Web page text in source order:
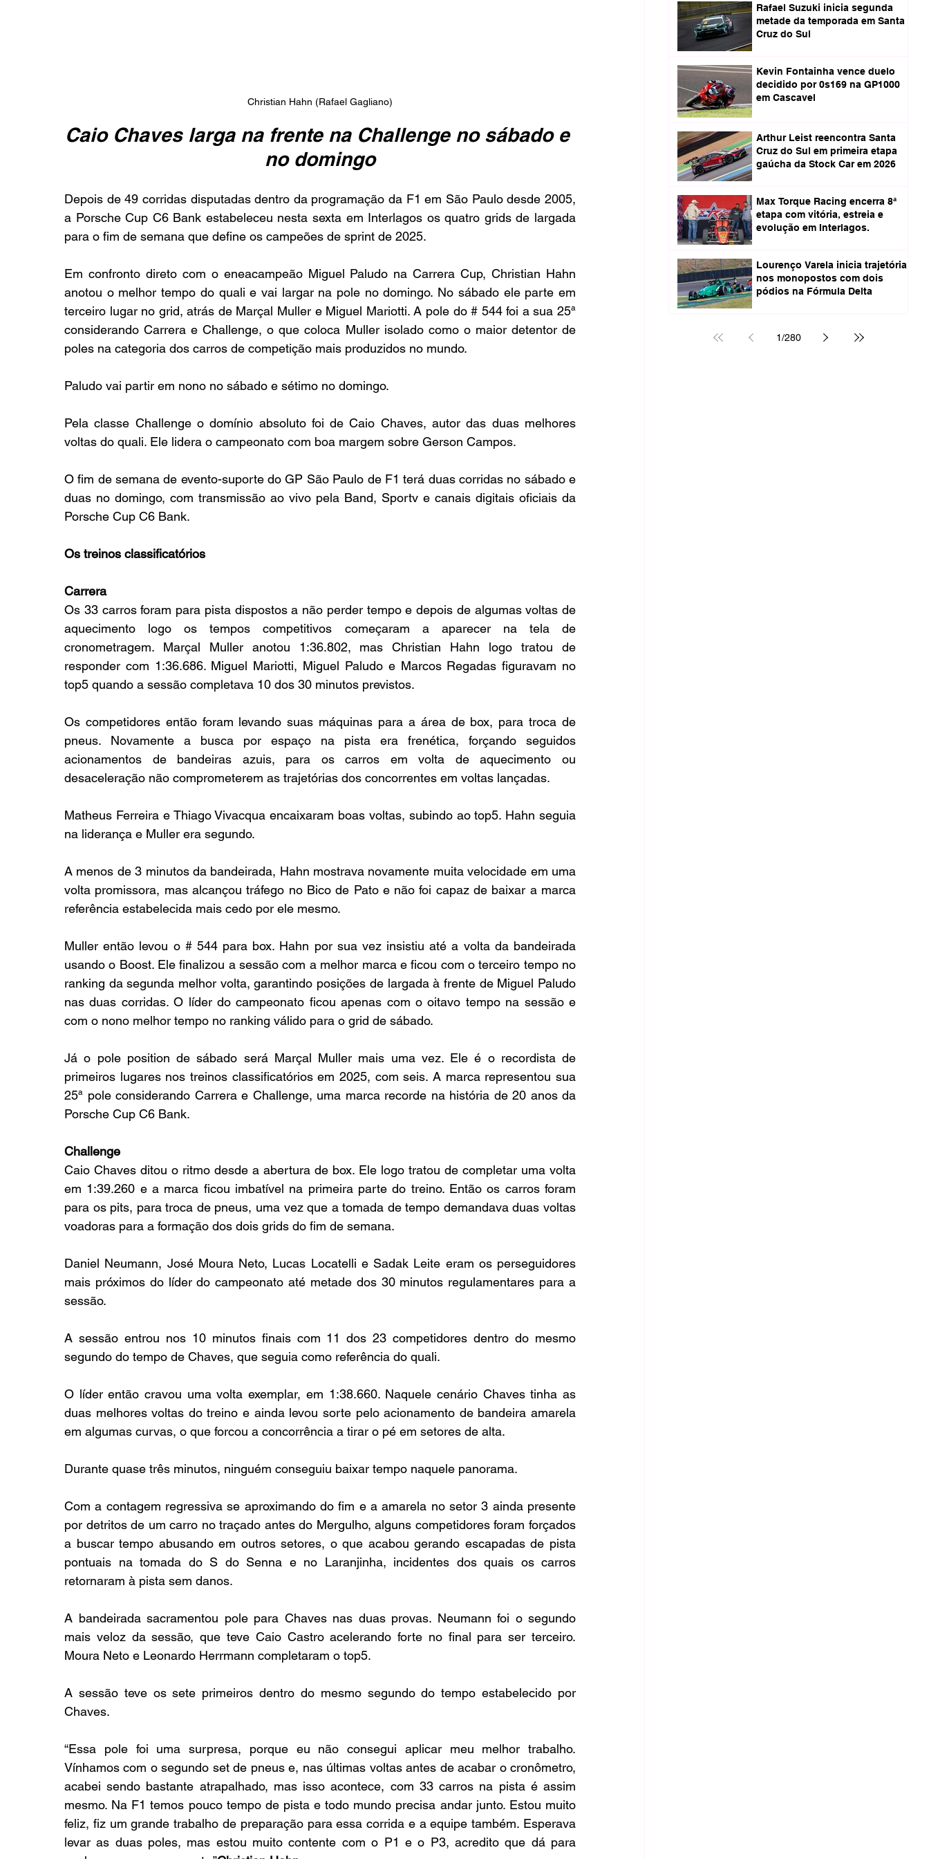
Christian Hahn (Rafael Gagliano)
Caio Chaves larga na frente na Challenge no sábado e
no domingo
Depois de 49 corridas disputadas dentro da programação da F1 em São Paulo desde 2005,
a Porsche Cup C6 Bank estabeleceu nesta sexta em Interlagos os quatro grids de largada
para o fim de semana que define os campeões de sprint de 2025.
Em confronto direto com o eneacampeão Miguel Paludo na Carrera Cup, Christian Hahn
anotou o melhor tempo do quali e vai largar na pole no domingo. No sábado ele parte em
terceiro lugar no grid, atrás de Marçal Muller e Miguel Mariotti. A pole do # 544 foi a sua 25ª
considerando Carrera e Challenge, o que coloca Muller isolado como o maior detentor de
poles na categoria dos carros de competição mais produzidos no mundo.
Paludo vai partir em nono no sábado e sétimo no domingo.
Pela classe Challenge o domínio absoluto foi de Caio Chaves, autor das duas melhores
voltas do quali. Ele lidera o campeonato com boa margem sobre Gerson Campos.
O fim de semana de evento-suporte do GP São Paulo de F1 terá duas corridas no sábado e
duas no domingo, com transmissão ao vivo pela Band, Sportv e canais digitais oficiais da
Porsche Cup C6 Bank.
Os treinos classificatórios
Carrera
Os 33 carros foram para pista dispostos a não perder tempo e depois de algumas voltas de
aquecimento logo os tempos competitivos começaram a aparecer na tela de
cronometragem. Marçal Muller anotou 1:36.802, mas Christian Hahn logo tratou de
responder com 1:36.686. Miguel Mariotti, Miguel Paludo e Marcos Regadas figuravam no
top5 quando a sessão completava 10 dos 30 minutos previstos.
Os competidores então foram levando suas máquinas para a área de box, para troca de
pneus. Novamente a busca por espaço na pista era frenética, forçando seguidos
acionamentos de bandeiras azuis, para os carros em volta de aquecimento ou
desaceleração não comprometerem as trajetórias dos concorrentes em voltas lançadas.
Matheus Ferreira e Thiago Vivacqua encaixaram boas voltas, subindo ao top5. Hahn seguia
na liderança e Muller era segundo.
A menos de 3 minutos da bandeirada, Hahn mostrava novamente muita velocidade em uma
volta promissora, mas alcançou tráfego no Bico de Pato e não foi capaz de baixar a marca
referência estabelecida mais cedo por ele mesmo.
Muller então levou o # 544 para box. Hahn por sua vez insistiu até a volta da bandeirada
usando o Boost. Ele finalizou a sessão com a melhor marca e ficou com o terceiro tempo no
ranking da segunda melhor volta, garantindo posições de largada à frente de Miguel Paludo
nas duas corridas. O líder do campeonato ficou apenas com o oitavo tempo na sessão e
com o nono melhor tempo no ranking válido para o grid de sábado.
Já o pole position de sábado será Marçal Muller mais uma vez. Ele é o recordista de
primeiros lugares nos treinos classificatórios em 2025, com seis. A marca representou sua
25ª pole considerando Carrera e Challenge, uma marca recorde na história de 20 anos da
Porsche Cup C6 Bank.
Challenge
Caio Chaves ditou o ritmo desde a abertura de box. Ele logo tratou de completar uma volta
em 1:39.260 e a marca ficou imbatível na primeira parte do treino. Então os carros foram
para os pits, para troca de pneus, uma vez que a tomada de tempo demandava duas voltas
voadoras para a formação dos dois grids do fim de semana.
Daniel Neumann, José Moura Neto, Lucas Locatelli e Sadak Leite eram os perseguidores
mais próximos do líder do campeonato até metade dos 30 minutos regulamentares para a
sessão.
A sessão entrou nos 10 minutos finais com 11 dos 23 competidores dentro do mesmo
segundo do tempo de Chaves, que seguia como referência do quali.
O líder então cravou uma volta exemplar, em 1:38.660. Naquele cenário Chaves tinha as
duas melhores voltas do treino e ainda levou sorte pelo acionamento de bandeira amarela
em algumas curvas, o que forcou a concorrência a tirar o pé em setores de alta.
Durante quase três minutos, ninguém conseguiu baixar tempo naquele panorama.
Com a contagem regressiva se aproximando do fim e a amarela no setor 3 ainda presente
por detritos de um carro no traçado antes do Mergulho, alguns competidores foram forçados
a buscar tempo abusando em outros setores, o que acabou gerando escapadas de pista
pontuais na tomada do S do Senna e no Laranjinha, incidentes dos quais os carros
retornaram à pista sem danos.
A bandeirada sacramentou pole para Chaves nas duas provas. Neumann foi o segundo
mais veloz da sessão, que teve Caio Castro acelerando forte no final para ser terceiro.
Moura Neto e Leonardo Herrmann completaram o top5.
A sessão teve os sete primeiros dentro do mesmo segundo do tempo estabelecido por
Chaves.
“Essa pole foi uma surpresa, porque eu não consegui aplicar meu melhor trabalho.
Vínhamos com o segundo set de pneus e, nas últimas voltas antes de acabar o cronômetro,
acabei sendo bastante atrapalhado, mas isso acontece, com 33 carros na pista é assim
mesmo. Na F1 temos pouco tempo de pista e todo mundo precisa andar junto. Estou muito
feliz, fiz um grande trabalho de preparação para essa corrida e a equipe também. Esperava
levar as duas poles, mas estou muito contente com o P1 e o P3, acredito que dá para
Rafael Suzuki inicia segunda
metade da temporada em Santa
Cruz do Sul
Kevin Fontainha vence duelo
decidido por 0s169 na GP1000
em Cascavel
Arthur Leist reencontra Santa
Cruz do Sul em primeira etapa
gaúcha da Stock Car em 2026
Max Torque Racing encerra 8ª
etapa com vitória, estreia e
evolução em Interlagos.
Lourenço Varela inicia trajetória
nos monopostos com dois
pódios na Fórmula Delta
1/280